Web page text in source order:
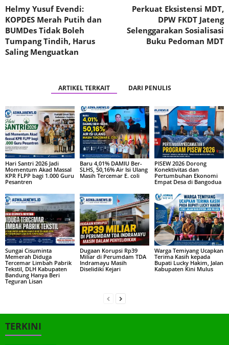
Helmy Yusuf Evendi:
KOPDES Merah Putih dan
BUMDes Tidak Boleh
Tumpang Tindih, Harus
Saling Menguatkan
Perkuat Eksistensi MDT,
DPW FKDT Jateng
Selenggarakan Sosialisasi
Buku Pedoman MDT
ARTIKEL TERKAIT DARI PENULIS
Hari Santri 2026 Jadi
Momentum Akad Massal
KPR FLPP bagi 1.000 Guru
Pesantren
Baru 4,01% DAMIU Ber-
SLHS, 50,16% Air Isi Ulang
Masih Tercemar E. coli
PISEW 2026 Dorong
Konektivitas dan
Pertumbuhan Ekonomi
Empat Desa di Bangodua
Sungai Cisuminta
Memerah Diduga
Tercemar Limbah Pabrik
Tekstil, DLH Kabupaten
Bandung Hanya Beri
Teguran Lisan
Dugaan Korupsi Rp39
Miliar di Perumdam TDA
Indramayu Masih
Diselidiki Kejari
Warga Temiyang Ucapkan
Terima Kasih kepada
Bupati Lucky Hakim, Jalan
Kabupaten Kini Mulus
TERKINI